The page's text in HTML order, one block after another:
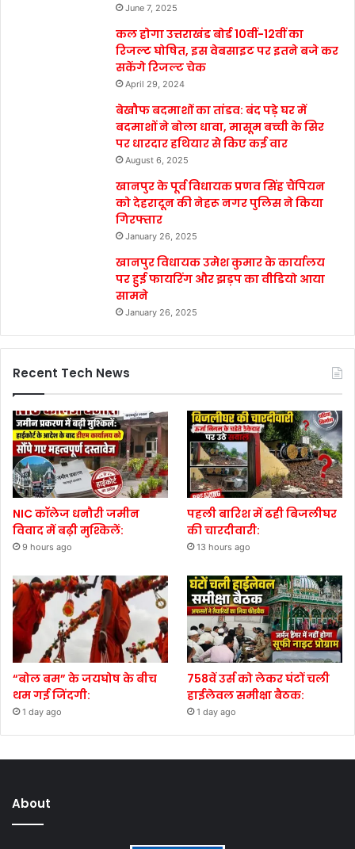
June 7, 2025
कल होगा उत्तराखंड बोर्ड 10वीं-12वीं का
रिजल्ट घोषित, इस वेबसाइट पर इतने बजे कर
सकेंगे रिजल्ट चेक
April 29, 2024
बेखौफ बदमाशों का तांडव: बंद पड़े घर में
बदमाशों ने बोला धावा, मासूम बच्ची के सिर
पर धारदार हथियार से किए कई वार
August 6, 2025
खानपुर के पूर्व विधायक प्रणव सिंह चैंपियन
को देहरादून की नेहरू नगर पुलिस ने किया
गिरफ्तार
January 26, 2025
खानपुर विधायक उमेश कुमार के कार्यालय
पर हुई फायरिंग और झड़प का वीडियो आया
सामने
January 26, 2025
Recent Tech News
NIC कॉलेज धनौरी जमीन
विवाद में बढ़ी मुश्किलें:
9 hours ago
पहली बारिश में ढही बिजलीघर
की चारदीवारी:
13 hours ago
“बोल बम” के जयघोष के बीच
थम गई जिंदगी:
1 day ago
758वें उर्स को लेकर घंटों चली
हाईलेवल समीक्षा बैठक:
1 day ago
About